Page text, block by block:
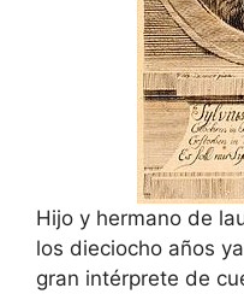
Hijo y hermano de
los dieciocho años
gran intérprete de